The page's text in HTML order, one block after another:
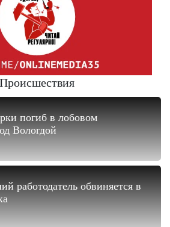
Происшествия
погиб в лобовом
Вологдой
работодатель обвиняется в